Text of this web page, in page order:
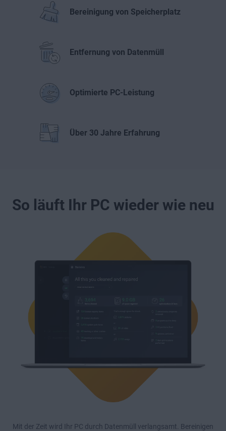
Bereinigung von Speicherplatz
Entfernung von Datenmüll
Optimierte PC-Leistung
Über 30 Jahre Erfahrung
So läuft Ihr PC wieder wie neu
Mit der Zeit wird Ihr PC durch Datenmüll verlangsamt. Bereinigen